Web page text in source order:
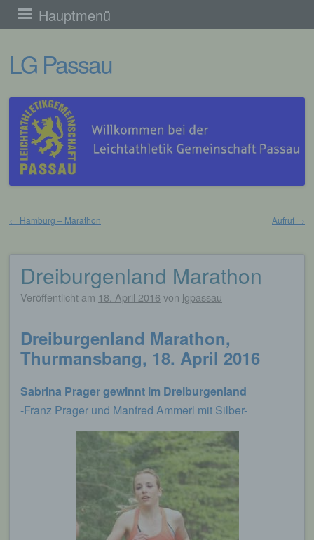
LG Passau
Hauptmenü
Zum
Inhalt
springen
← Hamburg – Marathon Aufruf →
Dreiburgenland Marathon
Veröffentlicht am 18. April 2016 von lgpassau
Dreiburgenland Marathon,
Thurmansbang, 18. April 2016
Sabrina Prager gewinnt im Dreiburgenland
-Franz Prager und Manfred Ammerl mit Silber-